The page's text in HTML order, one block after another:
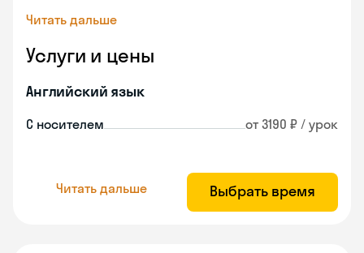
Читать дальше
Услуги и цены
Английский язык
С носителем от 3190 ₽ / урок
Читать дальше Выбрать время